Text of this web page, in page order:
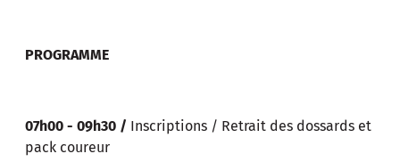
PROGRAMME
07h00 - 09h30 / Inscriptions / Retrait des dossards et
pack coureur